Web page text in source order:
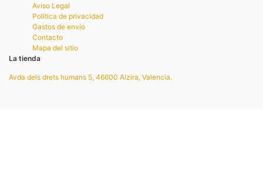
Aviso Legal
Política de privacidad
Gastos de envio
Contacto
Mapa del sitio
La tienda
Avda dels drets humans 5, 46600 Alzira, Valencia.